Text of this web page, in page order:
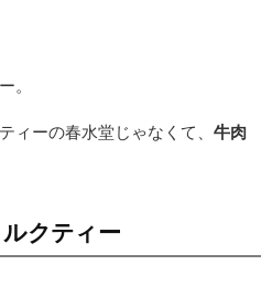
。
ィーの春水堂じゃなくて、 牛肉
クティー